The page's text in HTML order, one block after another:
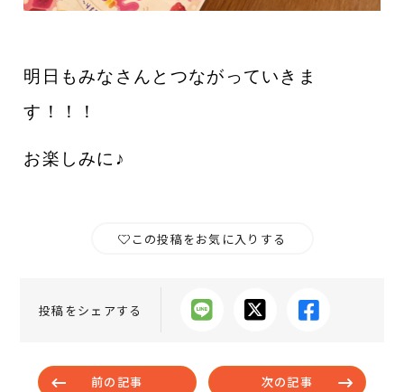
明日もみなさんとつながっていきま
す！！！
お楽しみに♪
この投稿をお気に入りする
投稿をシェアする
前の記事 次の記事